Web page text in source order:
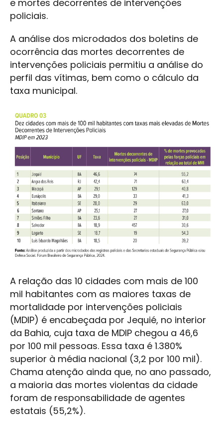
e mortes decorrentes de intervenções
policiais.
A análise dos microdados dos boletins de
ocorrência das mortes decorrentes de
intervenções policiais permitiu a análise do
perfil das vítimas, bem como o cálculo da
taxa municipal.
A relação das 10 cidades com mais de 100
mil habitantes com as maiores taxas de
mortalidade por intervenções policiais
(MDIP) é encabeçada por Jequié, no interior
da Bahia, cuja taxa de MDIP chegou a 46,6
por 100 mil pessoas. Essa taxa é 1.380%
superior à média nacional (3,2 por 100 mil).
Chama atenção ainda que, no ano passado,
a maioria das mortes violentas da cidade
foram de responsabilidade de agentes
estatais (55,2%).